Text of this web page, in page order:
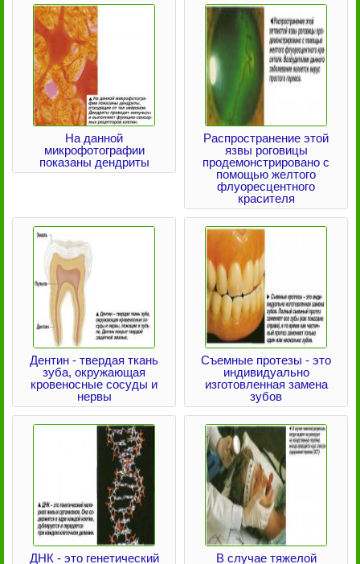
На данной
микрофотографии
показаны дендриты
Распространение этой
язвы роговицы
продемонстрировано с
помощью желтого
флуоресцентного
красителя
Дентин - твердая ткань
зуба, окружающая
кровеносные сосуды и
нервы
Съемные протезы - это
индивидуально
изготовленная замена
зубов
ДНК - это генетический
В случае тяжелой